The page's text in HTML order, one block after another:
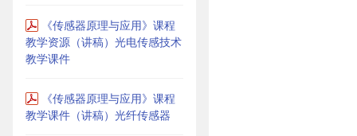
《传感器原理与应用》课程
教学资源（讲稿）光电传感技术
教学课件
《传感器原理与应用》课程
教学课件（讲稿）光纤传感器